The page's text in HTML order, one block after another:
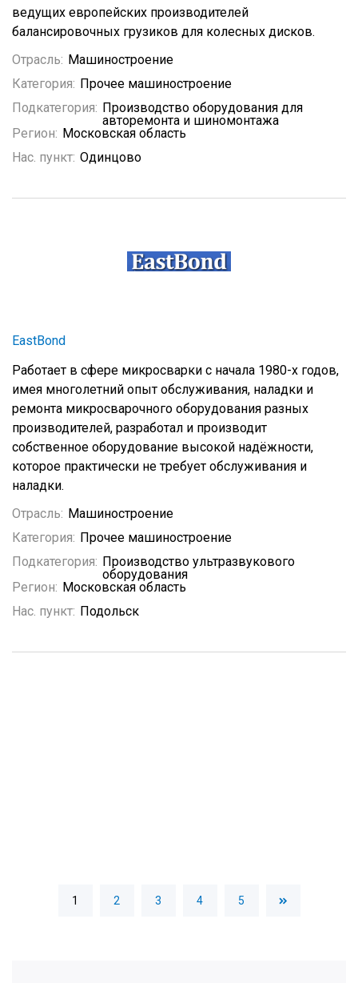
ведущих европейских производителей
балансировочных грузиков для колесных дисков.
Отрасль: Машиностроение
Категория: Прочее машиностроение
Подкатегория: Производство оборудования для
авторемонта и шиномонтажа
Регион: Московская область
Нас. пункт: Одинцово
EastBond
Работает в сфере микросварки с начала 1980-х годов,
имея многолетний опыт обслуживания, наладки и
ремонта микросварочного оборудования разных
производителей, разработал и производит
собственное оборудование высокой надёжности,
которое практически не требует обслуживания и
наладки.
Отрасль: Машиностроение
Категория: Прочее машиностроение
Подкатегория: Производство ультразвукового
оборудования
Регион: Московская область
Нас. пункт: Подольск
1 2 3 4 5